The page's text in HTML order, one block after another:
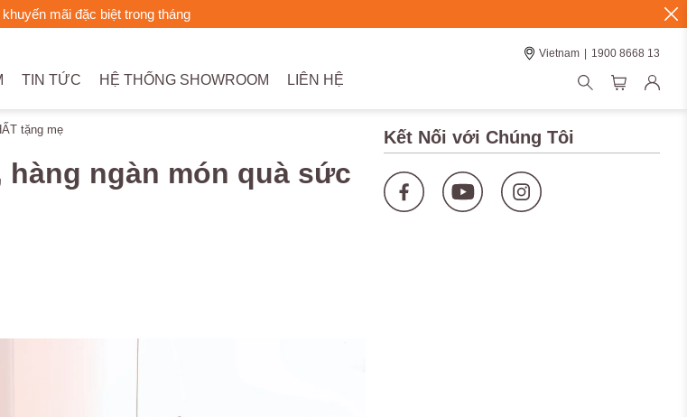
mãi đặc biệt trong tháng
Vietnam 1900 8668 13
TIN TỨC HỆ THỐNG SHOWROOM LIÊN HỆ
tặng mẹ
ngàn món quà sức
Kết Nối với Chúng Tôi